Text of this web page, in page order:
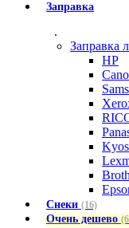
Заправка
.
Заправка
HP
Снеки (16)
Очень дешево